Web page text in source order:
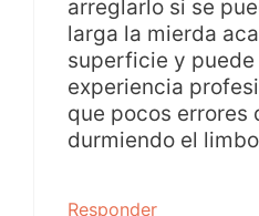
arreglarlo si se
larga la mierda
superficie y puede
experiencia
que pocos errores
durmiendo el
Responder